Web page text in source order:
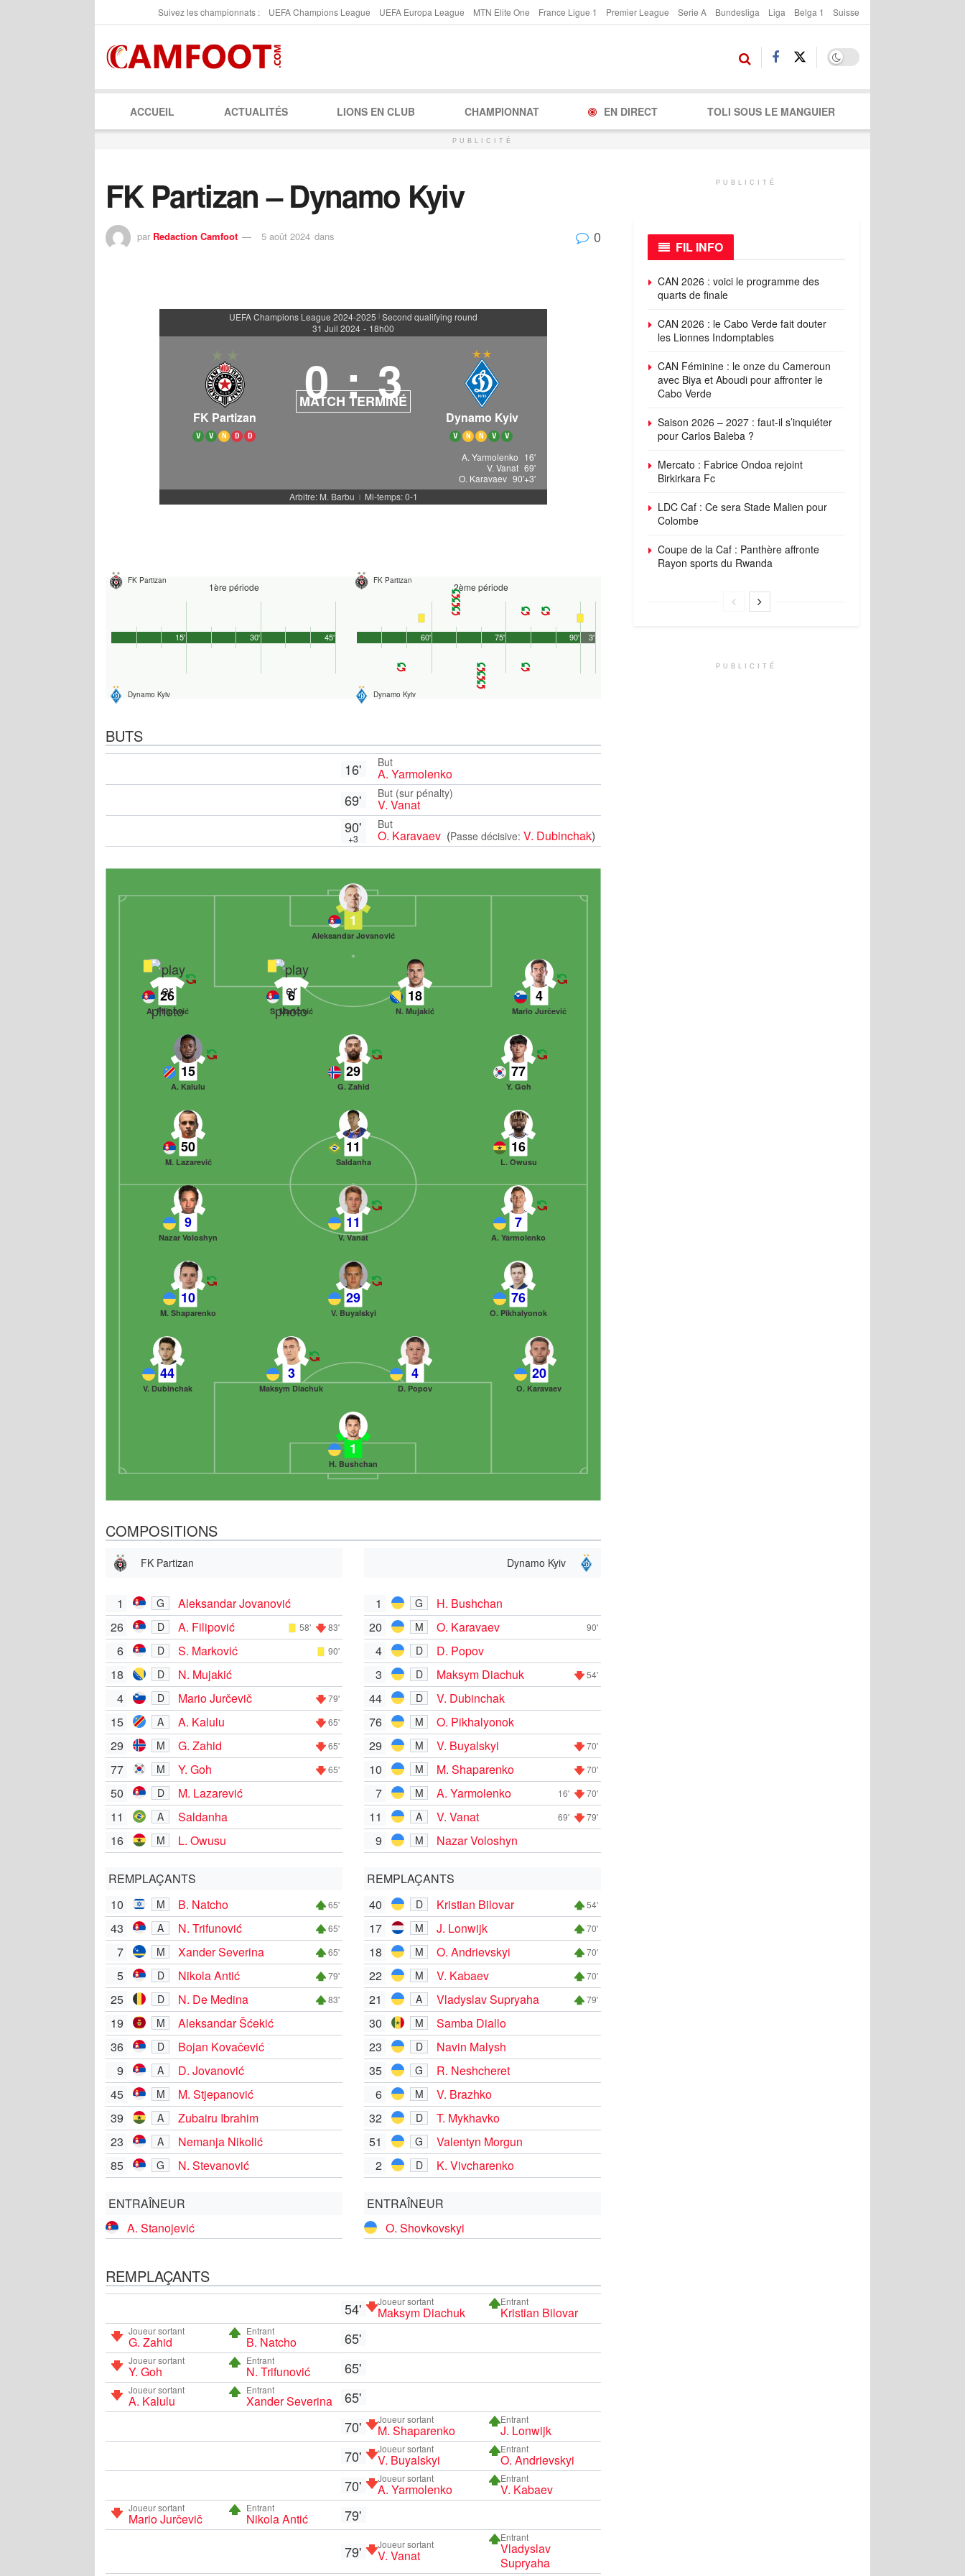
Suivez les championnats : UEFA Champions League UEFA Europa League MTN Elite One France Ligue 1 Premier League Serie A Bundesliga Liga Belga 1 Suisse
ACCUEIL ACTUALITÉS LIONS EN CLUB CHAMPIONNAT EN DIRECT TOLI SOUS LE MANGUIER
PUBLICITÉ
FK Partizan – Dynamo Kyiv
par Redaction Camfoot 5 août 2024 dans 0
UEFA Champions League 2024-2025 | Second qualifying round
31 Juil 2024 - 18h00
FK Partizan
V V N D D
0 : 3
MATCH TERMINÉ
Dynamo Kyiv
V N N V V
A. Yarmolenko 16'
V. Vanat 69'
O. Karavaev 90'+3'
Arbitre: M. Barbu
| Mi-temps: 0-1
FK Partizan
1ère période
Dynamo Kyiv
45'
15' 30'
FK Partizan
2ème période
Dynamo Kyiv
90'
60' 75' 3'
BUTS
16' But
A. Yarmolenko
69' But (sur pénalty)
V. Vanat
90'
+3
But
O. Karavaev (Passe décisive: V. Dubinchak)
1
Aleksandar Jovanović
4
Mario Jurčevič
18
N. Mujakić
6
S. Marković
26
A. Filipović
77
Y. Goh
29
G. Zahid
15
A. Kalulu
16
L. Owusu
11
Saldanha
50
M. Lazarević
1
H. Bushchan
44
V. Dubinchak
3
Maksym Diachuk
4
D. Popov
20
O. Karavaev
10
M. Shaparenko
29
V. Buyalskyi
76
O. Pikhalyonok
9
Nazar Voloshyn
11
V. Vanat
7
A. Yarmolenko
COMPOSITIONS
FK Partizan
1 G
Aleksandar Jovanović
26
D A. Filipović 58' 83'
6 D S. Marković 90'
18 D
N. Mujakić
4
D Mario Jurčevič 79'
15 A A. Kalulu 65'
29 M G. Zahid 65'
77 M Y. Goh 65'
50 D
M. Lazarević
11
A
Saldanha
16
M L. Owusu
REMPLAÇANTS
10
M B. Natcho 65'
43 A N. Trifunović 65'
7 M Xander Severina 65'
5 D Nikola Antić 79'
25 D N. De Medina 83'
19 M
Aleksandar Šćekić
36
D
Bojan Kovačević
9
A
D. Jovanović
45
M
M. Stjepanović
39
A
Zubairu Ibrahim
23
A
Nemanja Nikolić
85
G N. Stevanović
ENTRAÎNEUR
A. Stanojević
Dynamo Kyiv
1 G
H. Bushchan
20
M O. Karavaev 90'
4 D
D. Popov
3
D Maksym Diachuk 54'
44 D
V. Dubinchak
76
M
O. Pikhalyonok
29
M V. Buyalskyi 70'
10 M M. Shaparenko 70'
7 M A. Yarmolenko 16' 70'
11 A V. Vanat 69' 79'
9 M Nazar Voloshyn
REMPLAÇANTS
40
D Kristian Bilovar 54'
17 M J. Lonwijk 70'
18 M O. Andrievskyi 70'
22 M V. Kabaev 70'
21 A Vladyslav Supryaha 79'
30 M
Samba Diallo
23
D
Navin Malysh
35
G
R. Neshcheret
6
M
V. Brazhko
32
D
T. Mykhavko
51
G
Valentyn Morgun
2
D K. Vivcharenko
ENTRAÎNEUR
O. Shovkovskyi
REMPLAÇANTS
54' Joueur sortant
Maksym Diachuk
Entrant
Kristian Bilovar
Joueur sortant
G. Zahid
Entrant
B. Natcho 65'
Joueur sortant
Y. Goh
Entrant
N. Trifunović 65'
Joueur sortant
A. Kalulu
Entrant
Xander Severina
65'
70'
Joueur sortant
M. Shaparenko
Entrant
J. Lonwijk
70' Joueur sortant
V. Buyalskyi
Entrant
O. Andrievskyi
70' Joueur sortant
A. Yarmolenko
Entrant
V. Kabaev
Joueur sortant
Mario Jurčevič
Entrant
Nikola Antić
79'
79'
Joueur sortant
V. Vanat
Entrant
Vladyslav
Supryaha
PUBLICITÉ
FIL INFO
CAN 2026 : voici le programme des
quarts de finale
CAN 2026 : le Cabo Verde fait douter
les Lionnes Indomptables
CAN Féminine : le onze du Cameroun
avec Biya et Aboudi pour affronter le
Cabo Verde
Saison 2026 – 2027 : faut-il s’inquiéter
pour Carlos Baleba ?
Mercato : Fabrice Ondoa rejoint
Birkirkara Fc
LDC Caf : Ce sera Stade Malien pour
Colombe
Coupe de la Caf : Panthère affronte
Rayon sports du Rwanda
PUBLICITÉ